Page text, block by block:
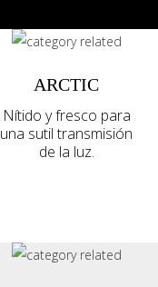
ARCTIC
Nítido y fresco para
una sutil transmisión
de la luz.